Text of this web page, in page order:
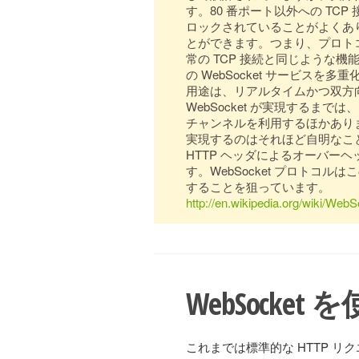
す。80 番ポート以外への TCP
ロックされていることがよく
とができます。つまり、プロ
常の TCP 接続と同じような機
の WebSocket サービスを多重
用途は、リアルタイムかつ双
WebSocket が実現するまでは
チャンネルを利用するほかあ
実現するのはそれほど自明な
HTTP ヘッダによるオーバー
す。WebSocket プロトコルは
することを狙っています。
http://en.wikipedia.org/wiki/
WebSocket を
これまでは標準的な HTTP リ